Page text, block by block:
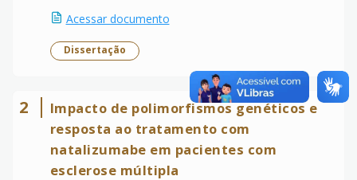
Acessar documento
Dissertação
2
Impacto de polimorfismos genéticos e
resposta ao tratamento com
natalizumabe em pacientes com
esclerose múltipla